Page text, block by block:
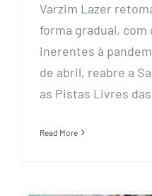
Varzim Lazer
forma gradual,
inerentes à
de abril, reabre a
as Pistas Livres
Read More